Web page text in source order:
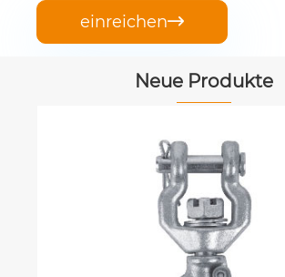
einreichen
Neue Produkte
Ratchet Tie Down
Mehr sehen >>